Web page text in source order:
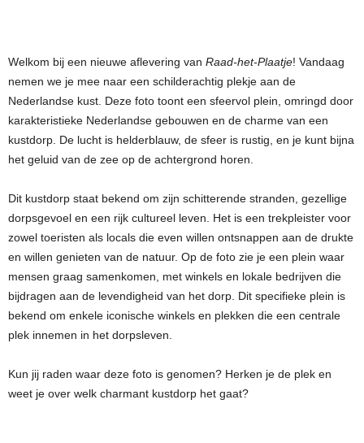
Welkom bij een nieuwe aflevering van Raad-het-Plaatje! Vandaag
nemen we je mee naar een schilderachtig plekje aan de
Nederlandse kust. Deze foto toont een sfeervol plein, omringd door
karakteristieke Nederlandse gebouwen en de charme van een
kustdorp. De lucht is helderblauw, de sfeer is rustig, en je kunt bijna
het geluid van de zee op de achtergrond horen.
Dit kustdorp staat bekend om zijn schitterende stranden, gezellige
dorpsgevoel en een rijk cultureel leven. Het is een trekpleister voor
zowel toeristen als locals die even willen ontsnappen aan de drukte
en willen genieten van de natuur. Op de foto zie je een plein waar
mensen graag samenkomen, met winkels en lokale bedrijven die
bijdragen aan de levendigheid van het dorp. Dit specifieke plein is
bekend om enkele iconische winkels en plekken die een centrale
plek innemen in het dorpsleven.
Kun jij raden waar deze foto is genomen? Herken je de plek en
weet je over welk charmant kustdorp het gaat?